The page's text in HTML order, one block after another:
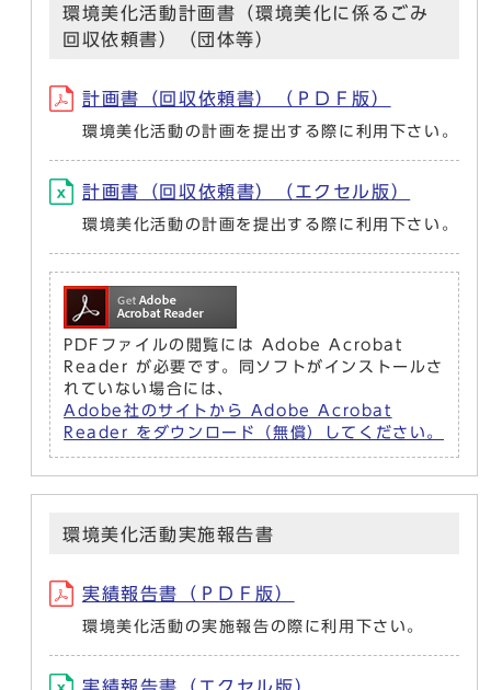
環境美化活動計画書（環境美化に係るごみ
回収依頼書）（団体等）
計画書（回収依頼書）（ＰＤＦ版）
環境美化活動の計画を提出する際に利用下さい。
計画書（回収依頼書）（エクセル版）
環境美化活動の計画を提出する際に利用下さい。
PDFファイルの閲覧には Adobe Acrobat
Reader が必要です。同ソフトがインストールさ
れていない場合には、
Adobe社のサイトから Adobe Acrobat
Reader をダウンロード（無償）してください。
環境美化活動実施報告書
実績報告書（ＰＤＦ版）
環境美化活動の実施報告の際に利用下さい。